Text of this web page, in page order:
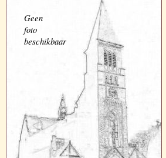
Geen
foto
beschikbaar